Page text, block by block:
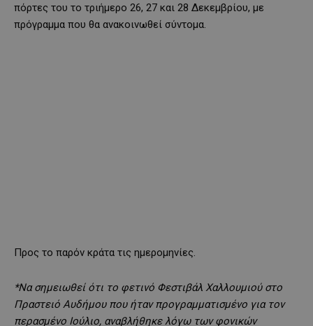
πόρτες του το τριήμερο 26, 27 και 28 Δεκεμβρίου, με
πρόγραμμα που θα ανακοινωθεί σύντομα.
Προς το παρόν κράτα τις ημερομηνίες.
*Να σημειωθεί ότι το φετινό Φεστιβάλ Χαλλουμιού στο
Πραστειό Αυδήμου που ήταν προγραμματισμένο για τον
περασμένο Ιούλιο, αναβλήθηκε λόγω των φονικών